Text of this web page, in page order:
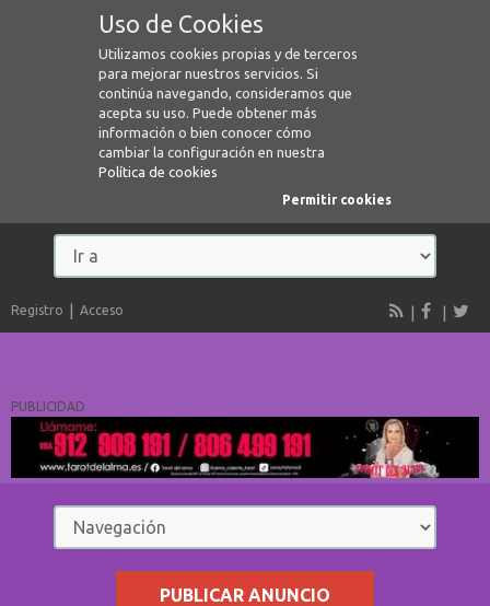
Uso de Cookies
Utilizamos cookies propias y de terceros
para mejorar nuestros servicios. Si
continúa navegando, consideramos que
acepta su uso. Puede obtener más
información o bien conocer cómo
cambiar la configuración en nuestra
Política de cookies
Permitir cookies
Registro Acceso
PUBLICIDAD
PUBLICAR ANUNCIO